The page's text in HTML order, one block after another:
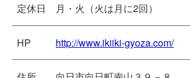
定休日 月・火（火は月に2回）
HP http://www.ikiiki-gyoza.com/